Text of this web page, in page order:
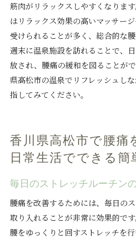
筋肉がリラックスしやすくなりま
はリラックス効果の高いマッサー
受けられることが多く、総合的な腰
週末に温泉施設を訪れることで、
放され、腰痛の緩和を図ることが
県高松市の温泉でリフレッシュし
指してみてください。
香川県高松市で腰痛
日常生活でできる簡
毎日のストレッチルーチン
腰痛を改善するためには、毎日の
取り入れることが非常に効果的で
腰をゆっくりと回すストレッチを